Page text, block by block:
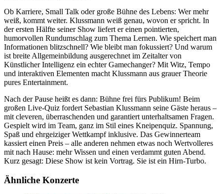
Ob Karriere, Small Talk oder große Bühne des Lebens: Wer mehr
weiß, kommt weiter. Klussmann weiß genau, wovon er spricht. In
der ersten Hälfte seiner Show liefert er einen pointierten,
humorvollen Rundumschlag zum Thema Lernen. Wie speichert man
Informationen blitzschnell? Wie bleibt man fokussiert? Und warum
ist breite Allgemeinbildung ausgerechnet im Zeitalter von
Künstlicher Intelligenz ein echter Gamechanger? Mit Witz, Tempo
und interaktiven Elementen macht Klussmann aus grauer Theorie
pures Entertainment.
Nach der Pause heißt es dann: Bühne frei fürs Publikum! Beim
großen Live-Quiz fordert Sebastian Klussmann seine Gäste heraus –
mit cleveren, überraschenden und garantiert unterhaltsamen Fragen.
Gespielt wird im Team, ganz im Stil eines Kneipenquiz. Spannung,
Spaß und ehrgeiziger Wettkampf inklusive. Das Gewinnerteam
kassiert einen Preis – alle anderen nehmen etwas noch Wertvolleres
mit nach Hause: mehr Wissen und einen verdammt guten Abend.
Kurz gesagt: Diese Show ist kein Vortrag. Sie ist ein Hirn-Turbo.
Ähnliche Konzerte